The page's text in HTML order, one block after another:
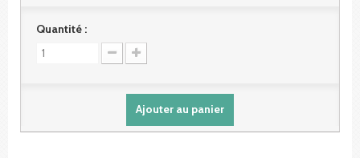
Quantité :
Ajouter au panier